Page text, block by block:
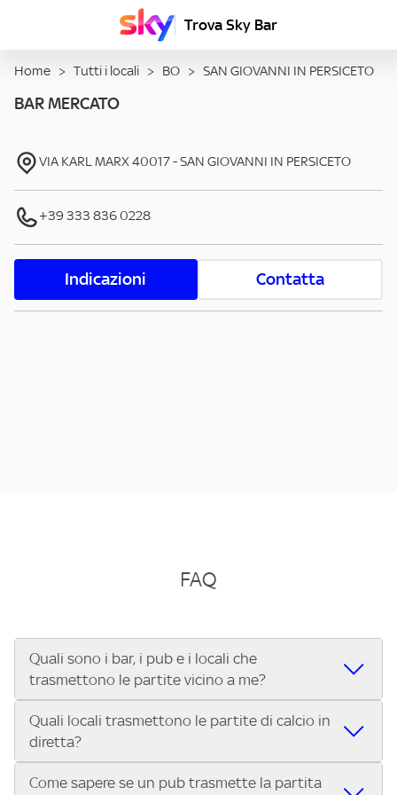
Trova Sky Bar
Home > Tutti i locali > BO > SAN GIOVANNI IN PERSICETO
BAR MERCATO
VIA KARL MARX40017-SAN GIOVANNI IN PERSICETO
+39 333 836 0228
Indicazioni Contatta
FAQ
Quali sono i bar, i pub e i locali che
trasmettono le partite vicino a me?
Se cerchi un bar, pub, ristorante o locale vicino a te per
vedere le partite di Serie A ENILIVE, la Serie C Sky Wifi, la
UEFA Champions League, la UEFA Europa League, la UEFA
Conference League, il Tennis, la Formula 1®, la MotoGP™ e
Quali locali trasmettono le partite di calcio in
diretta?
Vuoi sapere quali bar, pub o ristoranti mostrano le partite
Come sapere se un pub trasmette la partita